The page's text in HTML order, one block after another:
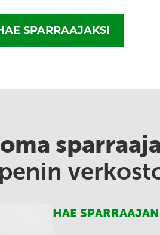
SPARRAAJAKSI
HAE